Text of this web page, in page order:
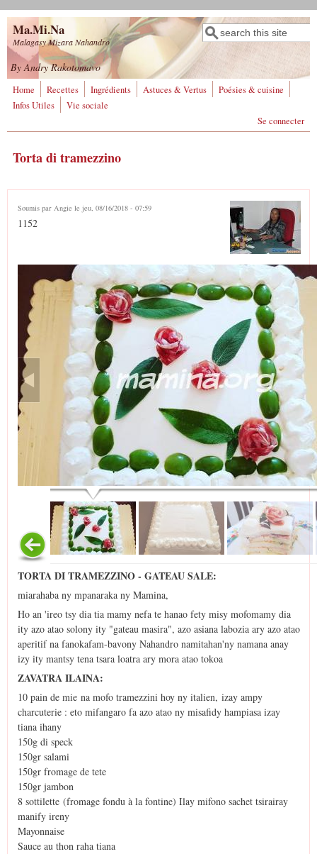
Aller au contenu principal
Ma.Mi.Na
Malagasy Mizara Nahandro
Formulaire de
recherche
Rechercher
By Andry Rakotomavo
Home Recettes Ingrédients Astuces & Vertus
Poésies & cuisine
Infos Utiles
Vie sociale
Se connecter
Torta di tramezzino
Soumis par Angie le jeu, 08/16/2018 - 07:59
1152
TORTA DI TRAMEZZINO - GATEAU SALE:
miarahaba ny mpanaraka ny Mamina,
Ho an 'ireo tsy dia tia mamy nefa te hanao fety misy mofomamy dia
ity azo atao solony ity "gateau masira", azo asiana labozia ary azo atao
aperitif na fanokafam-bavony Nahandro namitahan'ny namana anay
izy ity mantsy tena tsara loatra ary mora atao tokoa
ZAVATRA ILAINA:
10 pain de mie na mofo tramezzini hoy ny italien, izay ampy
charcuterie : eto mifangaro fa azo atao ny misafidy hampiasa izay
tiana ihany
150g di speck
150gr salami
150gr fromage de tete
150gr jambon
8 sottilette (fromage fondu à la fontine) Ilay mifono sachet tsirairay
manify ireny
Mayonnaise
Sauce au thon raha tiana